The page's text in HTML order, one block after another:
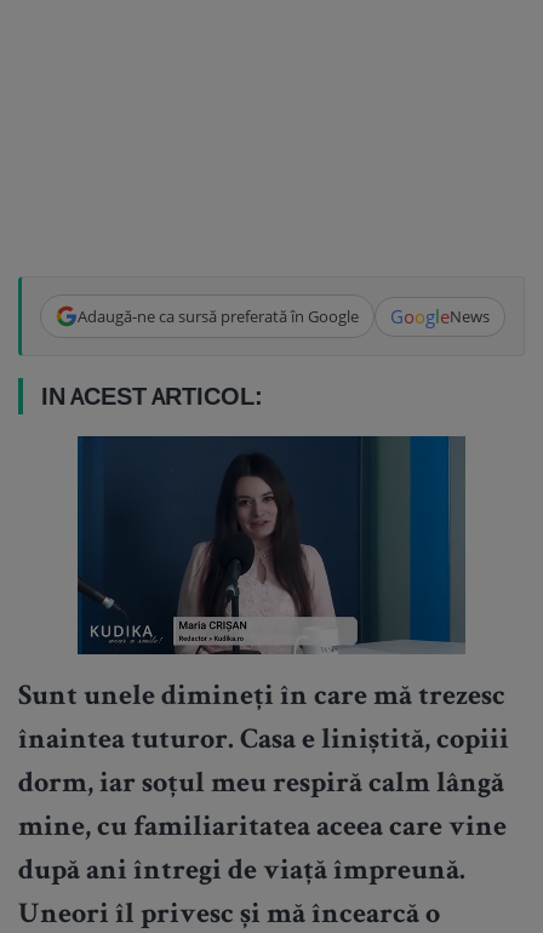
Adaugă-ne ca sursă preferată în Google GoogleNews
IN ACEST ARTICOL:
Sunt unele dimineți în care mă trezesc
înaintea tuturor. Casa e liniștită, copiii
dorm, iar soțul meu respiră calm lângă
mine, cu familiaritatea aceea care vine
după ani întregi de viață împreună.
Uneori îl privesc și mă încearcă o